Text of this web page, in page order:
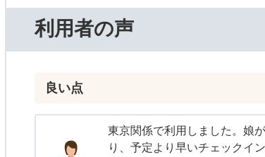
利用者の声
良い点
東京関係で利用しました。娘
り、予定より早いチェックイ